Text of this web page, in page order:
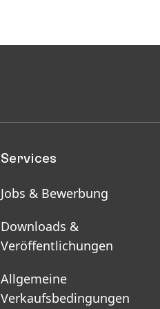
Services
Jobs & Bewerbung
Downloads &
Veröffentlichungen
Allgemeine
Verkaufsbedingungen